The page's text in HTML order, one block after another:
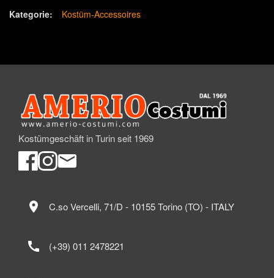
Kategorie: Kostüm-Accessoires
Kostümgeschäft in Turin seit 1969
location_on C.so Vercelli, 71/D - 10155 Torino (TO) - ITALY
call (+39) 011 2478221